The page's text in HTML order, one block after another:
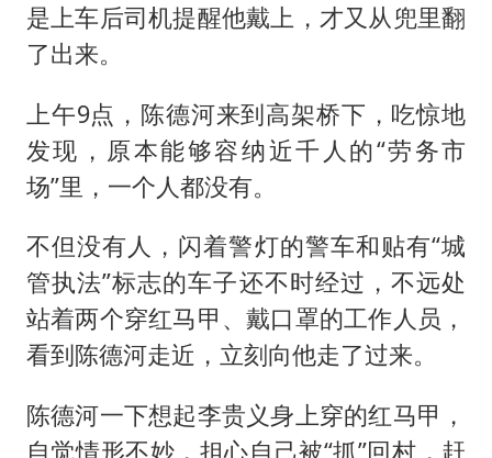
是上车后司机提醒他戴上，才又从兜里翻
了出来。
上午9点，陈德河来到高架桥下，吃惊地
发现，原本能够容纳近千人的“劳务市
场”里，一个人都没有。
不但没有人，闪着警灯的警车和贴有“城
管执法”标志的车子还不时经过，不远处
站着两个穿红马甲、戴口罩的工作人员，
看到陈德河走近，立刻向他走了过来。
陈德河一下想起李贵义身上穿的红马甲，
自觉情形不妙，担心自己被“抓”回村，赶